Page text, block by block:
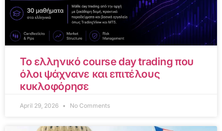
Το ελληνικό course day trading που
όλοι ψάχνανε και επιτέλους
κυκλοφόρησε
April 29, 2026 No Comments